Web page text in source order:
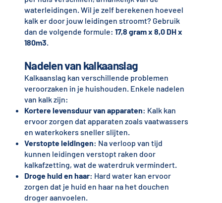
waterleidingen. Wil je zelf berekenen hoeveel
kalk er door jouw leidingen stroomt? Gebruik
dan de volgende formule: 17,8 gram x 8,0 DH x
180m3.
Nadelen van kalkaanslag
Kalkaanslag kan verschillende problemen
veroorzaken in je huishouden. Enkele nadelen
van kalk zijn:
Kortere levensduur van apparaten: Kalk kan
ervoor zorgen dat apparaten zoals vaatwassers
en waterkokers sneller slijten.
Verstopte leidingen: Na verloop van tijd
kunnen leidingen verstopt raken door
kalkafzetting, wat de waterdruk vermindert.
Droge huid en haar: Hard water kan ervoor
zorgen dat je huid en haar na het douchen
droger aanvoelen.